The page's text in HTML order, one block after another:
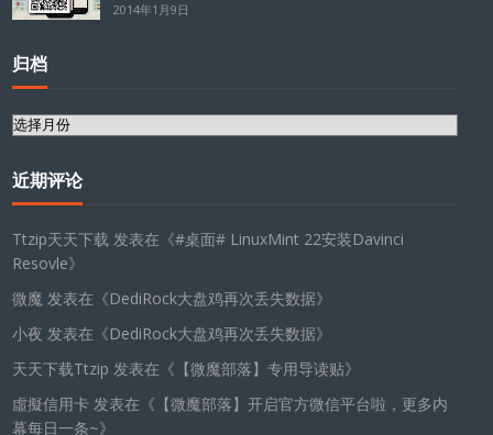
2014年1月9日
归档
归
近期评论
Ttzip天天下载 发表在《#桌面# LinuxMint 22安装Davinci
Resovle》
微魔 发表在《DediRock大盘鸡再次丢失数据》
小夜 发表在《DediRock大盘鸡再次丢失数据》
天天下载Ttzip 发表在《 【微魔部落】专用导读贴》
虛擬信用卡 发表在《 【微魔部落】开启官方微信平台啦，更多内
幕每日一条~》